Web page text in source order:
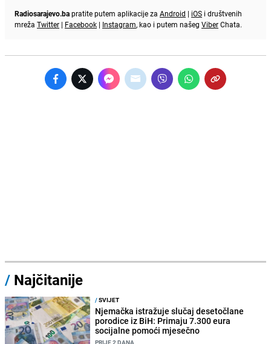
Radiosarajevo.bapratite putem aplikacije za Android | iOS i društvenih
mreža Twitter | Facebook | Instagram, kao i putem našeg ViberChata.
/ Najčitanije
/SVIJET
Njemačka istražuje slučaj desetočlane
porodice iz BiH: Primaju 7.300 eura
socijalne pomoći mjesečno
PRIJE 2 DANA